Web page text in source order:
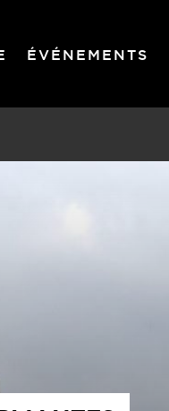
ÉVÉNEMENTS